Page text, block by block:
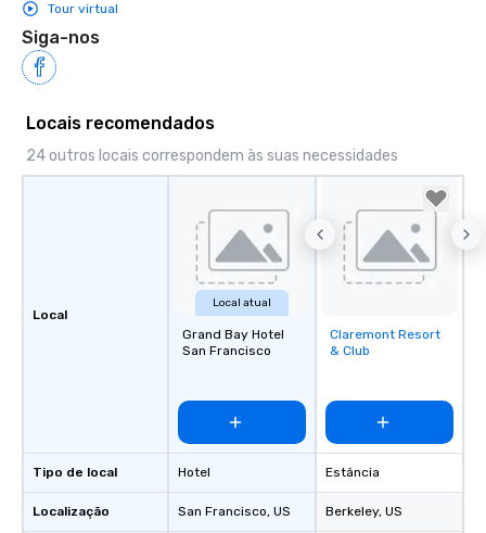
Tour virtual
Siga-nos
Locais recomendados
24 outros locais correspondem às suas necessidades
Local
Tipo de local
Localização
Local atual
Grand Bay Hotel
San Francisco
Hotel
San Francisco, US
Removed from
favorites
Claremont Resort
& Club
Estância
Berkeley, US